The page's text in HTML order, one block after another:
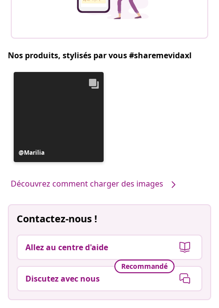
Nos produits, stylisés par vous #sharemevidaxl
Publication
publiée
Marilia
Découvrez comment charger des images
Contactez-nous !
Allez au centre d'aide
Recommandé
Discutez avec nous